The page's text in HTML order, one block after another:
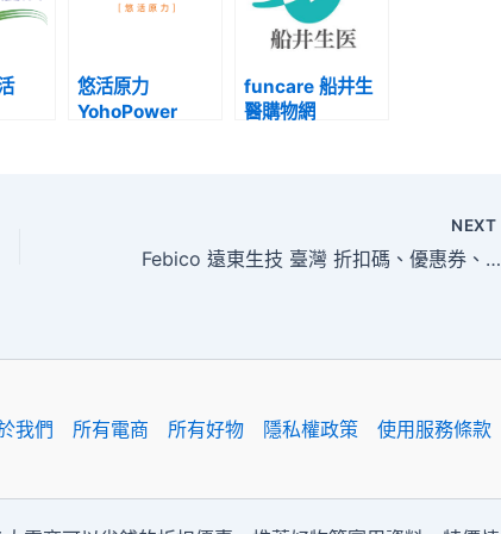
悠活原力
YohoPower
funcare 船井生
醫購物網
NEXT
Febico 遠東生技 臺灣 折扣碼、優惠券、折價促銷活動整理
我們 所有電商 所有好物 隱私權政策 使用服務條款